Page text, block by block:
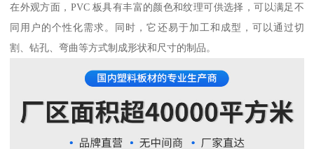
在外观方面，PVC 板具有丰富的颜色和纹理可供选择，可以满足不
同用户的个性化需求。同时，它还易于加工和成型，可以通过切
割、钻孔、弯曲等方式制成形状和尺寸的制品。